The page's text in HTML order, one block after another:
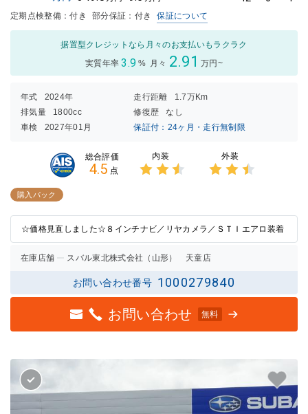
定期点検整備：付き 部分保証：付き 保証について
据置型クレジットなら月々のお支払いもラクラク
実質年率 3.9 % 月々 2.91 万円~
年式 2024年 走行距離
1.7万Km
排気量
1800cc 修復歴
なし
車検
2027年01月 保証付：24ヶ月・走行無制限
総合評価
4.5 点
内装 外装
購入パック
☆価格見直しました☆８インチナビ／リヤカメラ／ＳＴＩエアロ装着
在庫店舗 スバル東北株式会社（山形） 天童店
お問い合わせ番号 1000279840
お問い合わせ 無料